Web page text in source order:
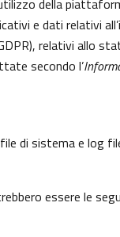
della
e dati relativi
relativi allo
secondo l’
di sistema e log
essere le